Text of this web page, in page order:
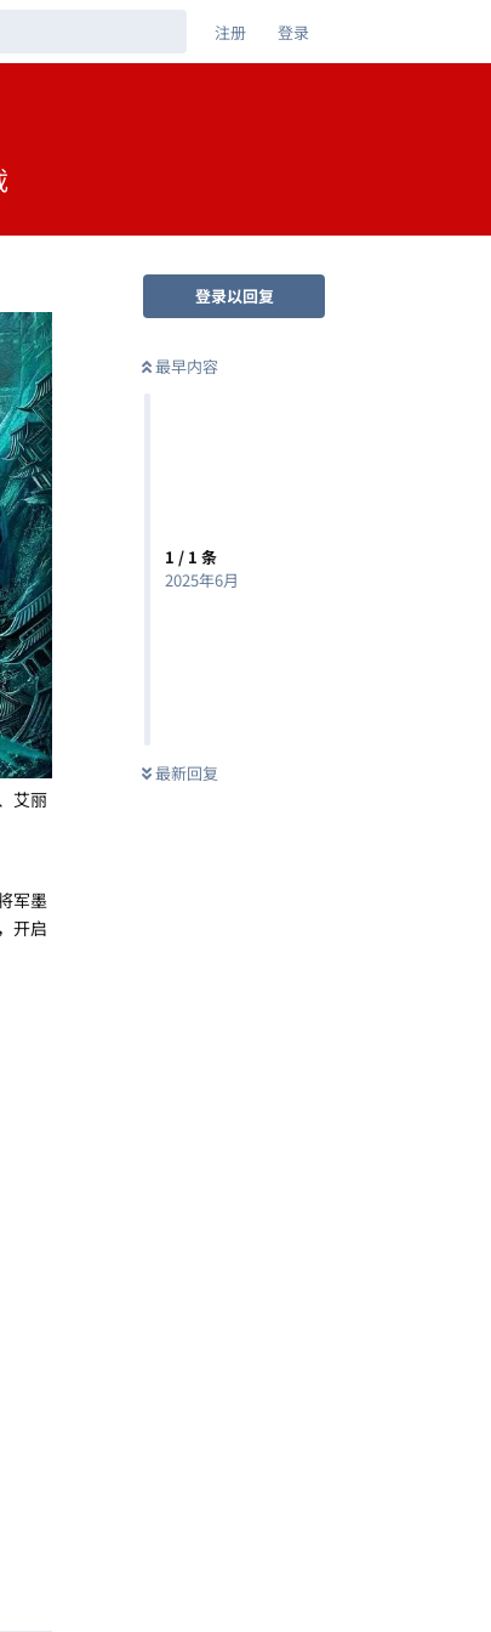
注册 登录
登录以回复
最早内容
1 / 1 条
2025年6月
最新回复
艾丽
军墨
开启